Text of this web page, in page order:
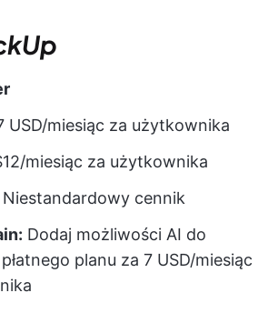
USD/miesiąc za użytkownika
miesiąc za użytkownika
Niestandardowy cennik
Dodaj możliwości AI do
planu za 7 USD/miesiąc